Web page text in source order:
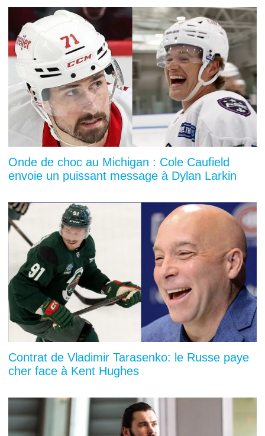
Onde de choc au Michigan : Cole Caufield
envoie un puissant message à Dylan Larkin
Contrat de Vladimir Tarasenko: le Russe paye
cher face à Kent Hughes